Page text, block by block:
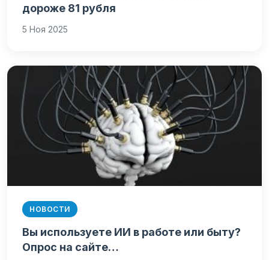
дороже 81 рубля
5 Ноя 2025
НОВОСТИ
Вы используете ИИ в работе или быту?
Опрос на сайте…